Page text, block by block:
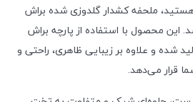
ملحفه کشدار گلدوزی شده براش
این محصول با استفاده از پارچه براش
200 گرمی تولید شده و علاوه بر زیبایی ظاهری، راحتی و
قرار می‌دهد.